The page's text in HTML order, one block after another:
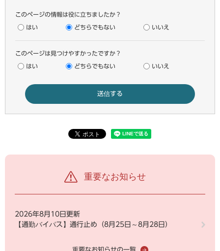
このページの情報は役に立ちましたか？
はい どちらでもない いいえ
このページは見つけやすかったですか？
はい どちらでもない いいえ
重要なお知らせ
2026年8月10日更新
【通勤バイパス】通行止め（8月25日～8月28日）
重要なお知らせの一覧